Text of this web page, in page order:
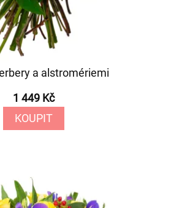
a alstromériemi
1 449 Kč
KOUPIT